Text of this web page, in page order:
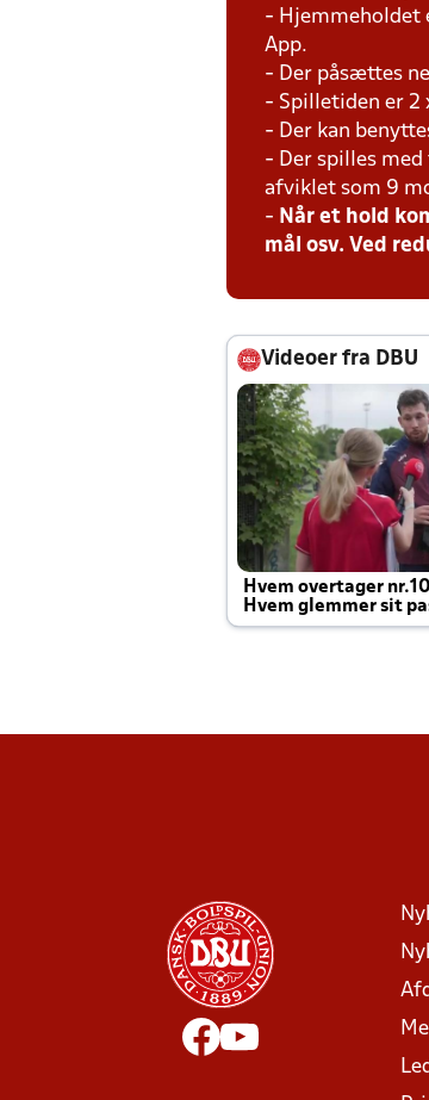
- Hjemmeholdet
App.
- Der påsættes
- Spilletiden er 2
- Der kan
- Der spilles
afviklet som 9
- Når et hold
mål osv. Ved
Videoer fra DBU
Hvem overtager
Hvem glemmer sit
Joachim altid til